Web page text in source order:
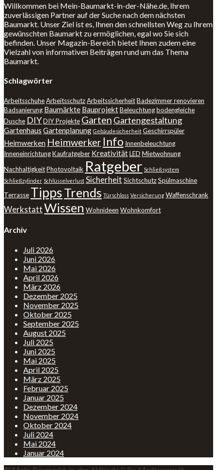
Willkommen bei Mein-Baumarkt-in-der-Nähe.de, Ihrem
zuverlässigen Partner auf der Suche nach dem nächsten
Baumarkt. Unser Ziel ist es, Ihnen den schnellsten Weg zu Ihrem
gewünschten Baumarkt zu ermöglichen, egal wo Sie sich
befinden. Unser Magazin-Bereich bietet Ihnen zudem eine
Vielzahl von informativen Beiträgen rund um das Thema
Baumarkt.
Schlagwörter
ArbeitsschuheArbeitsschutzArbeitssicherheitBadezimmer renovieren
Badsanierung Baumärkte BauprojektBeleuchtungbodengleiche
Dusche DIYDIY Projekte Garten Gartengestaltung
Gartenhaus Gartenplanung Gebäudesicherheit Geschirrspüler
Heimwerken Heimwerker Info Innenbeleuchtung
InneneinrichtungKaufratgeber KreativitätLED Mietwohnung
NachhaltigkeitPhotovoltaik Ratgeber Schließsystem
Schließzylinder Schlüsselverlust Sicherheit SichtschutzSpülmaschine
Terrasse TippsTrends Türschloss Versicherung Waffenschrank
WerkstattWissen Wohnideen Wohnkomfort
Archiv
Juli 2026
Juni 2026
Mai 2026
April 2026
März 2026
Dezember 2025
November 2025
Oktober 2025
September 2025
August 2025
Juli 2025
Juni 2025
Mai 2025
April 2025
März 2025
Februar 2025
Januar 2025
Dezember 2024
November 2024
Oktober 2024
Juli 2024
Mai 2024
Januar 2024